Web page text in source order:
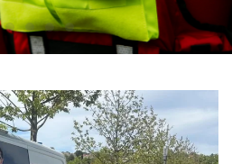
Wasserwacht Alzenau
Wasserwacht Alzenau
Wasserwacht Alzenau
Wasserwacht Alzenau
Wasserwacht Alzenau